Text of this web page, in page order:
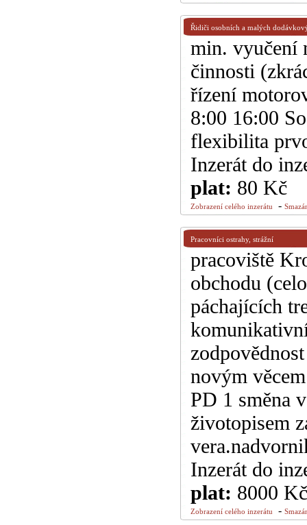
Řidiči osobních a malých
min. vyučení
činnosti
řízení
8:00 16:00
flexibilita
Inzerát do
plat: 80 Kč
Zobrazení celého inzerátu -
Pracovníci ostrahy, strážní
pracoviště
obchodu
páchajících
novým
PD 1 směna
životopisem
Inzerát do
plat: 8000 Kč
Zobrazení celého inzerátu -